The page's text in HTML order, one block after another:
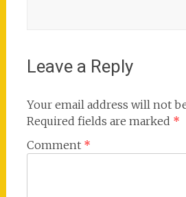
Leave a Reply
Your email address will not
Required fields are marked *
Comment *